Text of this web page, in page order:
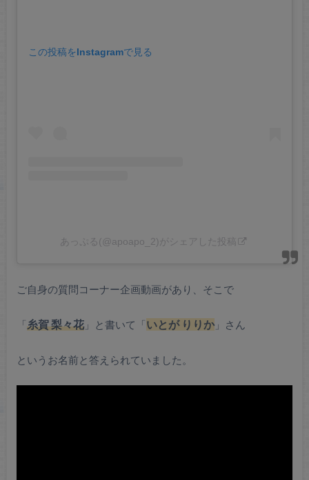
この投稿をInstagramで見る
あっぷる(@apoapo_2)がシェアした投稿
ご自身の質問コーナー企画動画があり、そこで
「糸賀 梨々花」と書いて「いとが りりか」さん
というお名前と答えられていました。